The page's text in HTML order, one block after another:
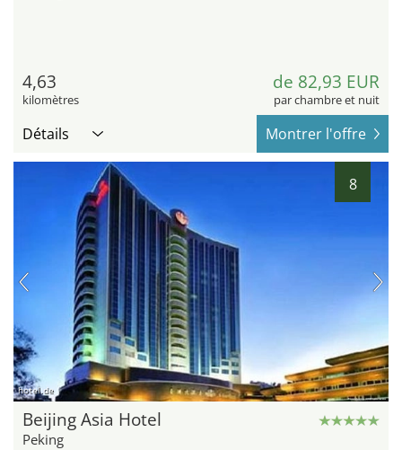
4,63
kilomètres
de 82,93 EUR
par chambre et nuit
Détails Montrer l'offre
8
hotel.de
Beijing Asia Hotel
Peking